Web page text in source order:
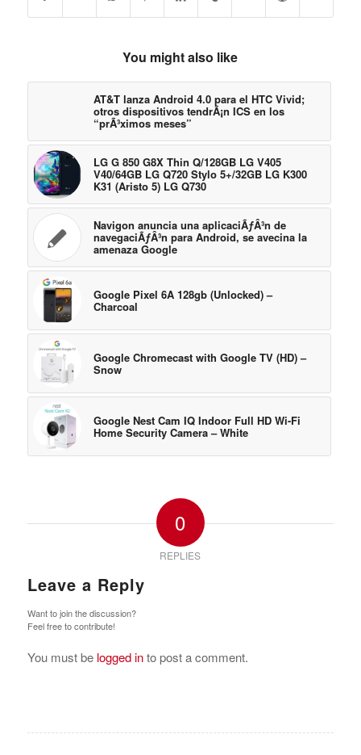
You might also like
AT&T lanza Android 4.0 para el HTC Vivid;
otros dispositivos tendrÃ¡n ICS en los
“prÃ³ximos meses”
LG G 850 G8X Thin Q/128GB LG V405
V40/64GB LG Q720 Stylo 5+/32GB LG K300
K31 (Aristo 5) LG Q730
Navigon anuncia una aplicaciÃƒÂ³n de
navegaciÃƒÂ³n para Android, se avecina la
amenaza Google
Google Pixel 6A 128gb (Unlocked) –
Charcoal
Google Chromecast with Google TV (HD) –
Snow
Google Nest Cam IQ Indoor Full HD Wi-Fi
Home Security Camera – White
0
REPLIES
Leave a Reply
Want to join the discussion?
Feel free to contribute!
You must be logged into post a comment.